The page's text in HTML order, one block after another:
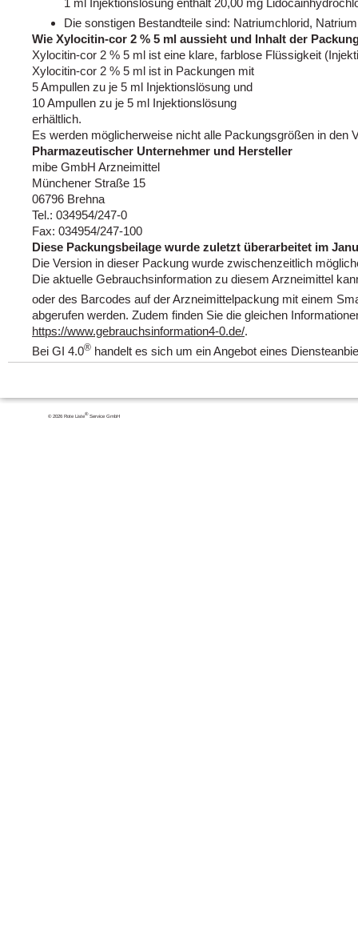
1 ml Injektionslösung enthält 20,00 mg
Die sonstigen Bestandteile sind: Natriumchlorid,
Wie Xylocitin-cor 2 % 5 ml aussieht und Inhalt der
Xylocitin-cor 2 % 5 ml ist eine klare, farblose Flüssigkeit
Xylocitin-cor 2 % 5 ml ist in Packungen mit
5 Ampullen zu je 5 ml Injektionslösung und
10 Ampullen zu je 5 ml Injektionslösung
erhältlich.
Es werden möglicherweise nicht alle Packungsgrößen in den
Pharmazeutischer Unternehmer und Hersteller
mibe GmbH Arzneimittel
Münchener Straße 15
06796 Brehna
Tel.: 034954/247-0
Fax: 034954/247-100
Diese Packungsbeilage wurde zuletzt überarbeitet im
Die Version in dieser Packung wurde zwischenzeitlich
Die aktuelle Gebrauchsinformation zu diesem Arzneimittel
oder des Barcodes auf der Arzneimittelpackung mit einem
abgerufen werden. Zudem finden Sie die gleichen
https://www.gebrauchsinformation4-0.de/.
Bei GI 4.0® handelt es sich um ein Angebot eines
© 2026 Rote Liste®Service GmbH